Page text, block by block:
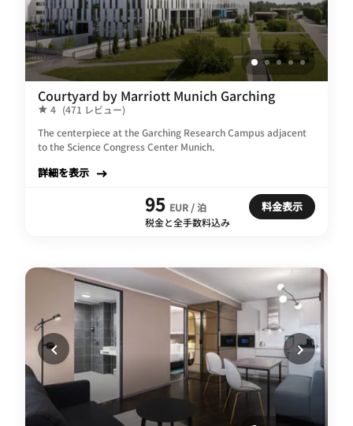
Courtyard by Marriott Munich Garching
4 (471 レビュー)
The centerpiece at the Garching Research Campus adjacent
to the Science Congress Center Munich.
詳細を表示
95 EUR / 泊
税金と全手数料込み
料金表示